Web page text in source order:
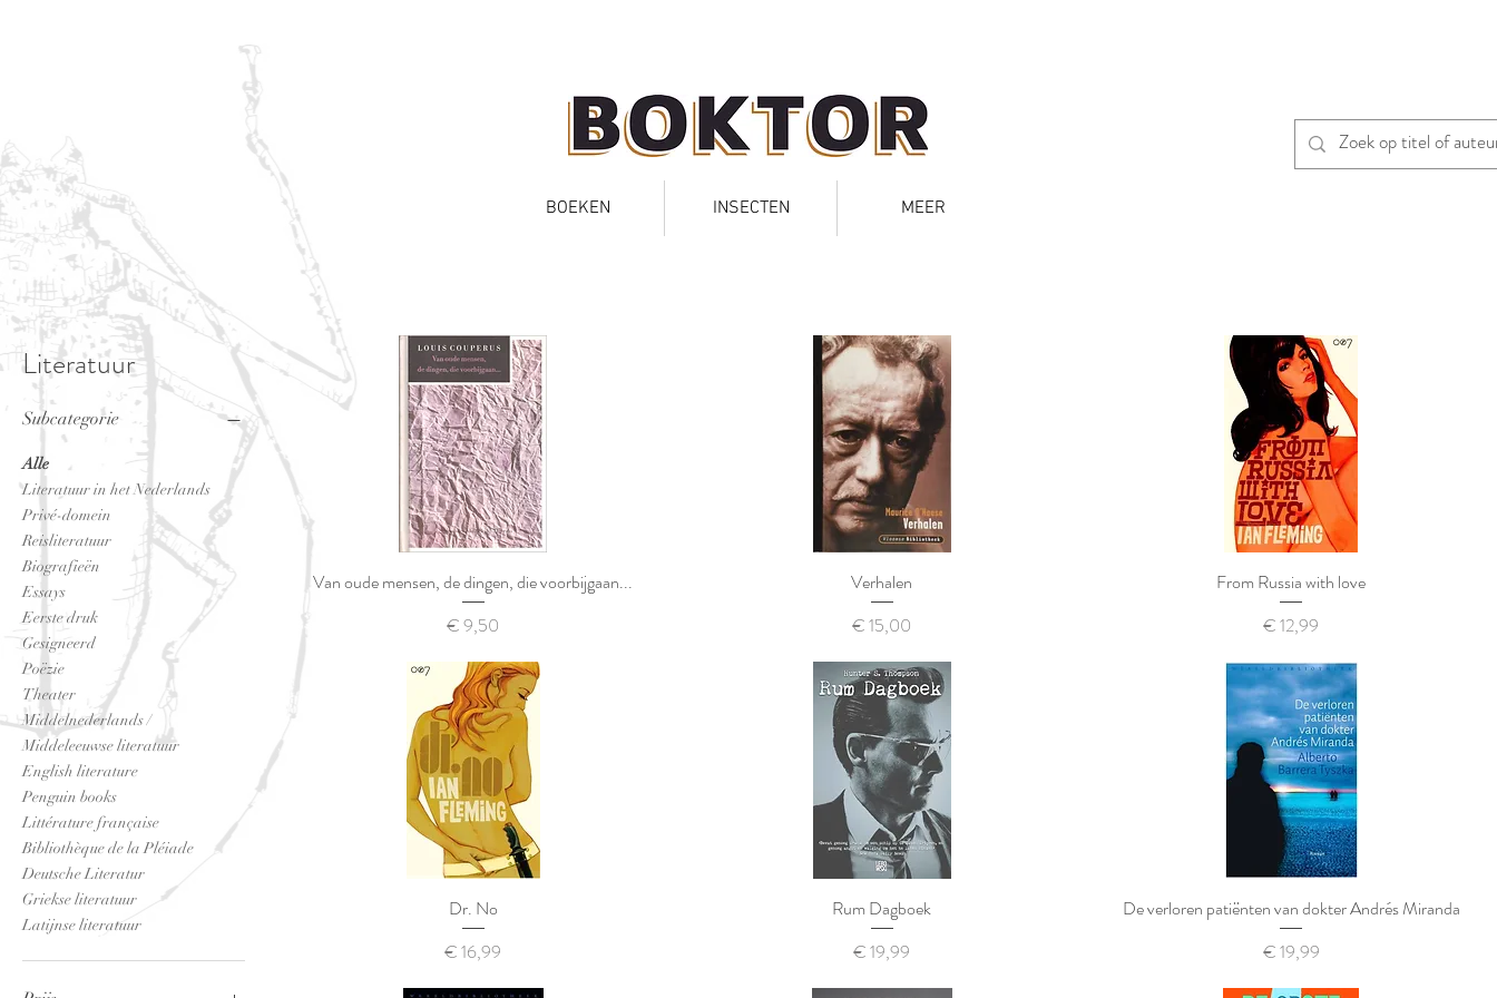
BOEKEN INSECTEN MEER
Literatuur
Subcategorie
Alle
Literatuur in het Nederlands
Privé-domein
Reisliteratuur
Biografieën
Essays
Eerste druk
Gesigneerd
Poëzie
Theater
Middelnederlands /
Middeleeuwse literatuur
English literature
Penguin books
Littérature française
Bibliothèque de la Pléiade
Deutsche Literatur
Griekse literatuur
Latijnse literatuur
Van oude mensen, de dingen, die voorbijgaan...
Prijs
€ 9,50
Verhalen
Prijs
€ 15,00
From Russia with love
Prijs
€ 12,99
Dr. No
Prijs
€ 16,99
Rum Dagboek
Prijs
€ 19,99
De verloren patiënten van dokter Andrés Miranda
Prijs
€ 19,99